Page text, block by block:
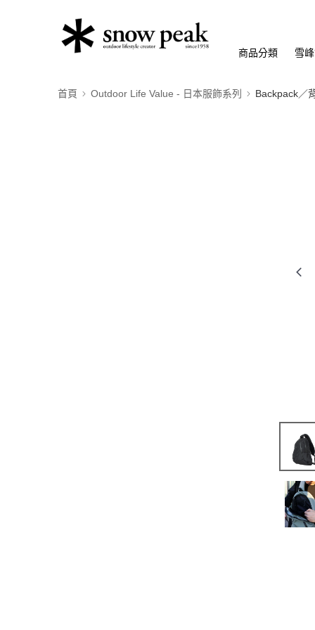
商品分類 雪
首頁 Outdoor Life Value - 日本服飾系列 Backpack／